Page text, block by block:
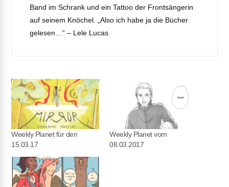
Band im Schrank und ein Tattoo der Frontsängerin
auf seinem Knöchel. „Also ich habe ja die Bücher
gelesen…“ – Lele Lucas
Weekly Planet für den
15.03.17
Weekly Planet vom
08.03.2017